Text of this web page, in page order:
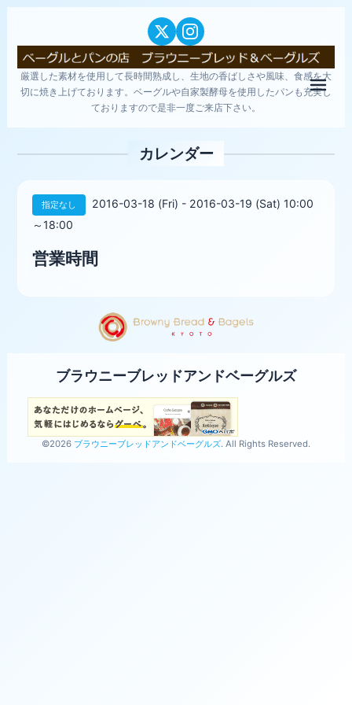
厳選した素材を使用して長時間熟成し、生地の香ばしさや風味、食感を大
切に焼き上げております。ベーグルや自家製酵母を使用したパンも充実し
ておりますので是非一度ご来店下さい。
メ
カレンダー
指定なし
2016-03-18 (Fri) - 2016-03-19 (Sat) 10:00
～18:00
営業時間
ブラウニーブレッドアンドベーグルズ
©2026 ブラウニーブレッドアンドベーグルズ. All Rights Reserved.